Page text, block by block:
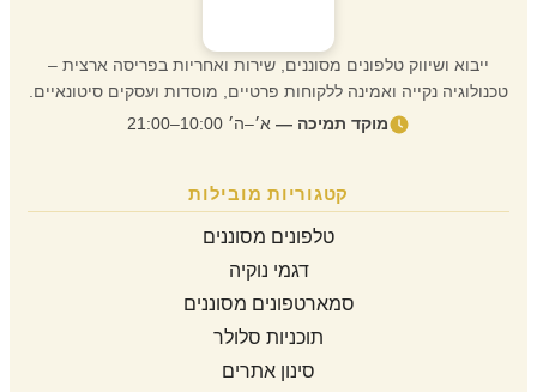
ייבוא ושיווק טלפונים מסוננים, שירות ואחריות בפריסה ארצית –
טכנולוגיה נקייה ואמינה ללקוחות פרטיים, מוסדות ועסקים סיטונאיים.
מוקד תמיכה — א׳–ה׳ 10:00–21:00
קטגוריות מובילות
טלפונים מסוננים
דגמי נוקיה
סמארטפונים מסוננים
תוכניות סלולר
סינון אתרים